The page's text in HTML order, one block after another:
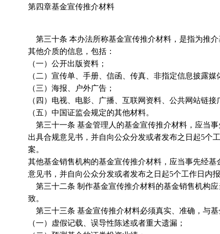
第四章基金宣传推介材料
第三十条 本办法所称基金宣传推介材料，是指为推
其他介质的信息，包括：
（一）公开出版资料；
（二）宣传单、手册、信函、传真、非指定信息披露
（三）海报、户外广告；
（四）电视、电影、广播、互联网资料、公共网站链
（五）中国证监会规定的其他材料。
第三十一条 基金管理人的基金宣传推介材料，应当
出具合规意见书，并自向公众分发或者发布之日起5个
案。
其他基金销售机构的基金宣传推介材料，应当事先经
意见书，并自向公众分发或者发布之日起5个工作日内
第三十二条 制作基金宣传推介材料的基金销售机构
致。
第三十三条 基金宣传推介材料必须真实、准确，与
（一）虚假记载、误导性陈述或者重大遗漏；